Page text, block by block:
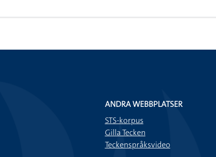
ANDRA WEBBPLATSER
STS-korpus
Gilla Tecken
Teckenspråksvideo